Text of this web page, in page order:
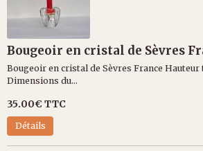
Bougeoir en cristal de Sèvres
Bougeoir en cristal de Sèvres France Hauteur
Dimensions du...
35.00€ TTC
Détails